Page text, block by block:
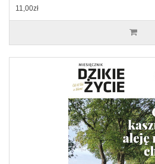
11,00zł